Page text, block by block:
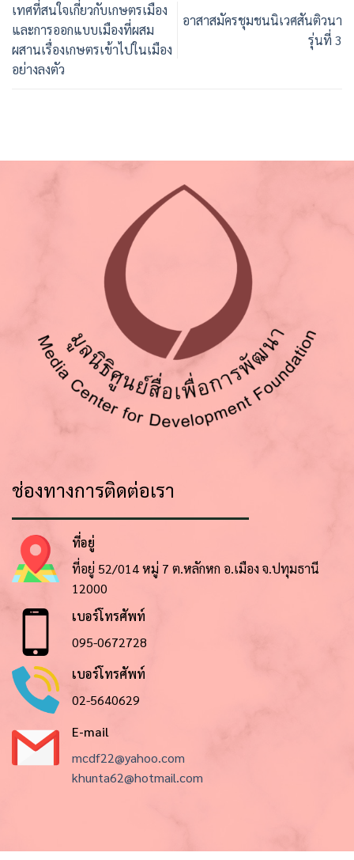
เทศที่สนใจเกี่ยวกับเกษตรเมือง
และการออกแบบเมืองที่ผสม
ผสานเรื่องเกษตรเข้าไปในเมือง
อย่างลงตัว
อาสาสมัครชุมชนนิเวศสันติวนา
รุ่นที่ 3
ช่องทางการติดต่อเรา
ที่อยู่
ที่อยู่ 52/014 หมู่ 7 ต.หลักหก อ.เมือง จ.ปทุมธานี
12000
เบอร์โทรศัพท์
095-0672728
เบอร์โทรศัพท์
02-5640629
E-mail
mcdf22@yahoo.com
khunta62@hotmail.com